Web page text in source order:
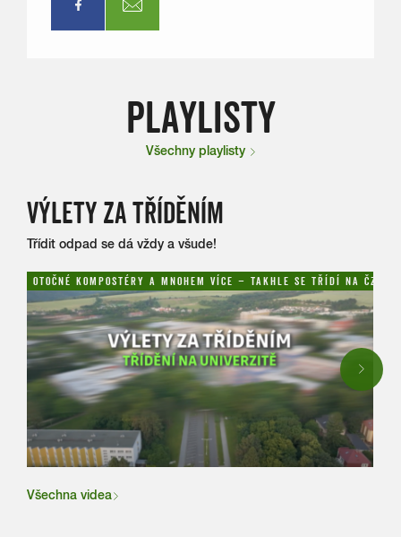
PLAYLISTY
Všechny playlisty
VÝLETY ZA TŘÍDĚNÍM
Třídit odpad se dá vždy a všude!
OTOČNÉ KOMPOSTÉRY A MNOHEM VÍCE – TAKHLE SE TŘÍDÍ NA ČZU!
Next
Všechna videa